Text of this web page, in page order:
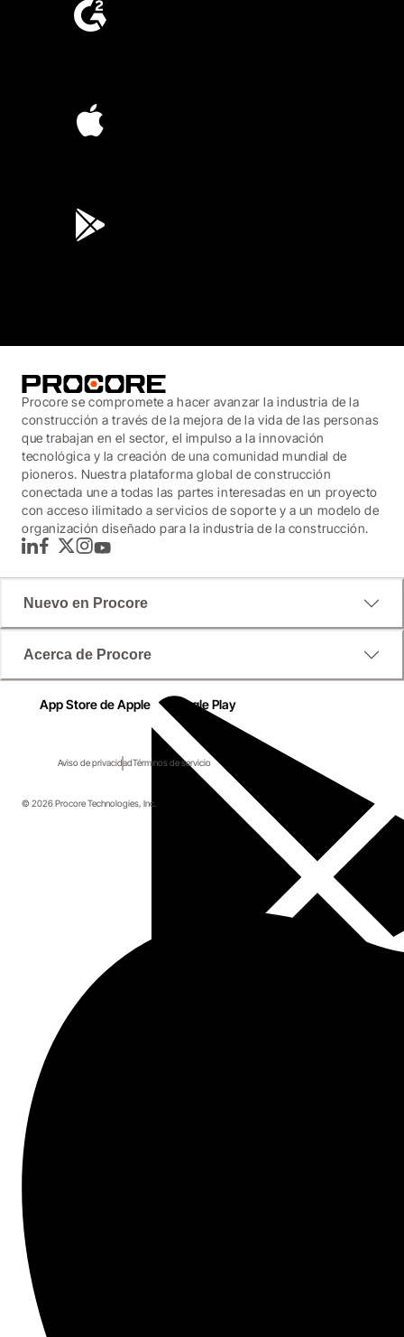
Procore se compromete a hacer avanzar la industria de la
construcción a través de la mejora de la vida de las personas
que trabajan en el sector, el impulso a la innovación
tecnológica y la creación de una comunidad mundial de
pioneros. Nuestra plataforma global de construcción
conectada une a todas las partes interesadas en un proyecto
con acceso ilimitado a servicios de soporte y a un modelo de
organización diseñado para la industria de la construcción.
LinkedInFacebook
TwitterInstagram
YouTube
Nuevo en Procore
Acerca de Procore
App Store de Apple Google Play
Aviso de privacidadTérminos de servicio
© 2026 Procore Technologies, Inc.